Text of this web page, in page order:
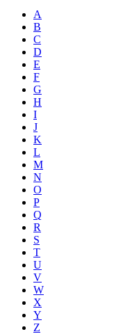
A
B
C
D
E
F
G
H
I
J
K
L
M
N
O
P
Q
R
S
T
U
V
W
X
Y
Z